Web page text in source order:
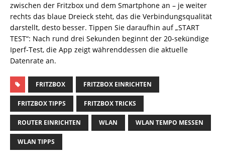
zwischen der Fritzbox und dem Smartphone an – je weiter
rechts das blaue Dreieck steht, das die Verbindungsqualität
darstellt, desto besser. Tippen Sie daraufhin auf „START
TEST“: Nach rund drei Sekunden beginnt der 20-sekündige
Iperf-Test, die App zeigt währenddessen die aktuelle
Datenrate an.
FRITZBOX FRITZBOX EINRICHTEN
FRITZBOX TIPPS FRITZBOX TRICKS
ROUTER EINRICHTEN WLAN WLAN TEMPO MESSEN
WLAN TIPPS